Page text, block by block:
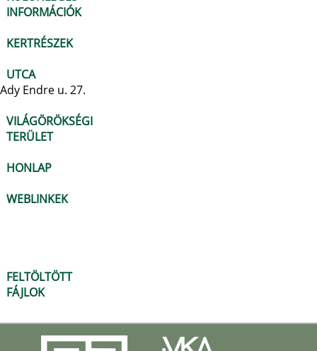
INFORMÁCIÓK
KERTRÉSZEK
UTCA
Ady Endre u. 27.
VILÁGÖRÖKSÉGI
TERÜLET
HONLAP
WEBLINKEK
FELTÖLTÖTT
FÁJLOK